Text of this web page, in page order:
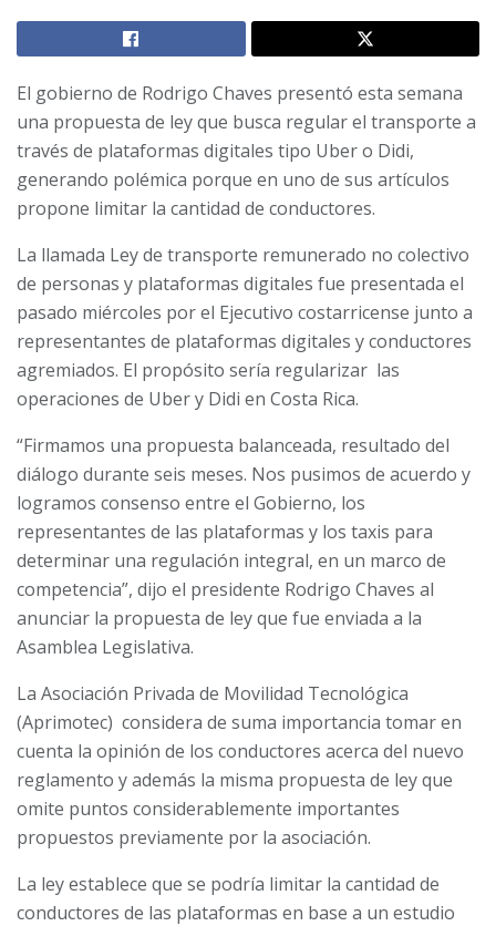
El gobierno de Rodrigo Chaves presentó esta semana
una propuesta de ley que busca regular el transporte a
través de plataformas digitales tipo Uber o Didi,
generando polémica porque en uno de sus artículos
propone limitar la cantidad de conductores.
La llamada Ley de transporte remunerado no colectivo
de personas y plataformas digitales fue presentada el
pasado miércoles por el Ejecutivo costarricense junto a
representantes de plataformas digitales y conductores
agremiados. El propósito sería regularizar las
operaciones de Uber y Didi en Costa Rica.
“Firmamos una propuesta balanceada, resultado del
diálogo durante seis meses. Nos pusimos de acuerdo y
logramos consenso entre el Gobierno, los
representantes de las plataformas y los taxis para
determinar una regulación integral, en un marco de
competencia”, dijo el presidente Rodrigo Chaves al
anunciar la propuesta de ley que fue enviada a la
Asamblea Legislativa.
La Asociación Privada de Movilidad Tecnológica
(Aprimotec) considera de suma importancia tomar en
cuenta la opinión de los conductores acerca del nuevo
reglamento y además la misma propuesta de ley que
omite puntos considerablemente importantes
propuestos previamente por la asociación.
La ley establece que se podría limitar la cantidad de
conductores de las plataformas en base a un estudio